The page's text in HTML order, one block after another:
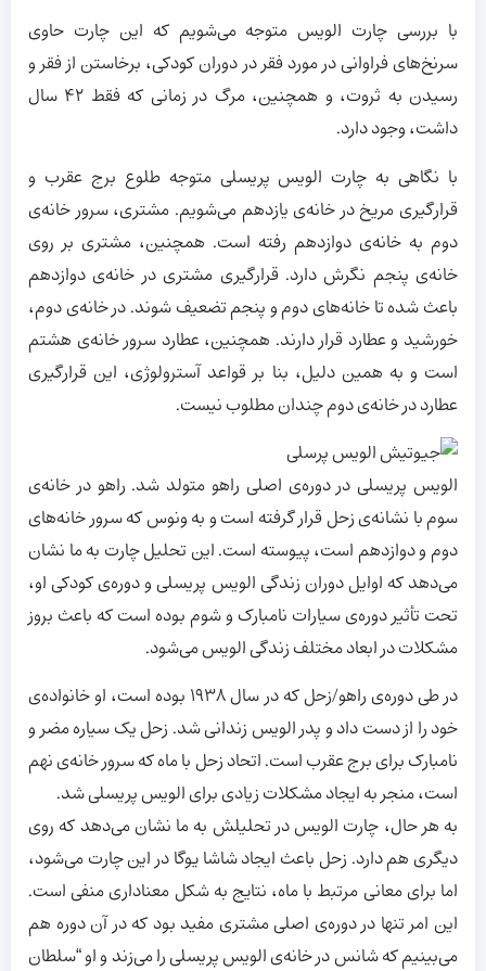
با بررسی چارت الویس متوجه می‌شویم که این چارت حاوی
سرنخ‌های فراوانی در مورد فقر در دوران کودکی، برخاستن از فقر و
رسیدن به ثروت، و همچنین، مرگ در زمانی که فقط 42 سال
داشت، وجود دارد.
با نگاهی به چارت الویس پریسلی متوجه طلوع برج عقرب و
قرارگیری مریخ در خانه‌ی یازدهم می‌شویم. مشتری، سرور خانه‌ی
دوم به خانه‌ی دوازدهم رفته است. همچنین، مشتری بر روی
خانه‌ی پنجم نگرش دارد. قرارگیری مشتری در خانه‌ی دوازدهم
باعث شده تا خانه‌های دوم و پنجم تضعیف شوند. در خانه‌ی دوم،
خورشید و عطارد قرار دارند. همچنین، عطارد سرور خانه‌ی هشتم
است و به همین دلیل، بنا بر قواعد آسترولوژی، این قرارگیری
عطارد در خانه‌ی دوم چندان مطلوب نیست.
الویس پریسلی در دوره‌ی اصلی راهو متولد شد. راهو در خانه‌ی
سوم با نشانه‌ی زحل قرار گرفته است و به ونوس که سرور خانه‌های
دوم و دوازدهم است، پیوسته است. این تحلیل چارت به ما نشان
می‌دهد که اوایل دوران زندگی الویس پریسلی و دوره‌ی کودکی او،
تحت تأثیر دوره‌ی سیارات نامبارک و شوم بوده است که باعث بروز
مشکلات در ابعاد مختلف زندگی الویس می‌شود.
در طی دوره‌ی راهو/زحل که در سال 1938 بوده است، او خانواده‌ی
خود را از دست داد و پدر الویس زندانی شد. زحل یک سیاره مضر و
نامبارک برای برج عقرب است. اتحاد زحل با ماه که سرور خانه‌ی نهم
است، منجر به ایجاد مشکلات زیادی برای الویس پریسلی شد.
به هر حال، چارت الویس در تحلیلش به ما نشان می‌دهد که روی
دیگری هم دارد. زحل باعث ایجاد شاشا یوگا در این چارت می‌شود،
اما برای معانی مرتبط با ماه، نتایج به شکل معناداری منفی است.
این امر تنها در دوره‌ی اصلی مشتری مفید بود که در آن دوره هم
می‌بینیم که شانس در خانه‌ی الویس پریسلی را می‌زند و او “سلطان